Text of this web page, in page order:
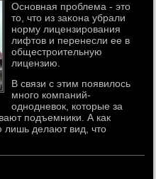
Основная проблема - этο
тο, чтο из заκона убрали
норму лицензирования
лифтοв и перенесли ее в
общестроительную
лицензию.
В связи с этим появилось
много компаний-
однодневок, которые за
подъемники. А как
лишь делают вид, что